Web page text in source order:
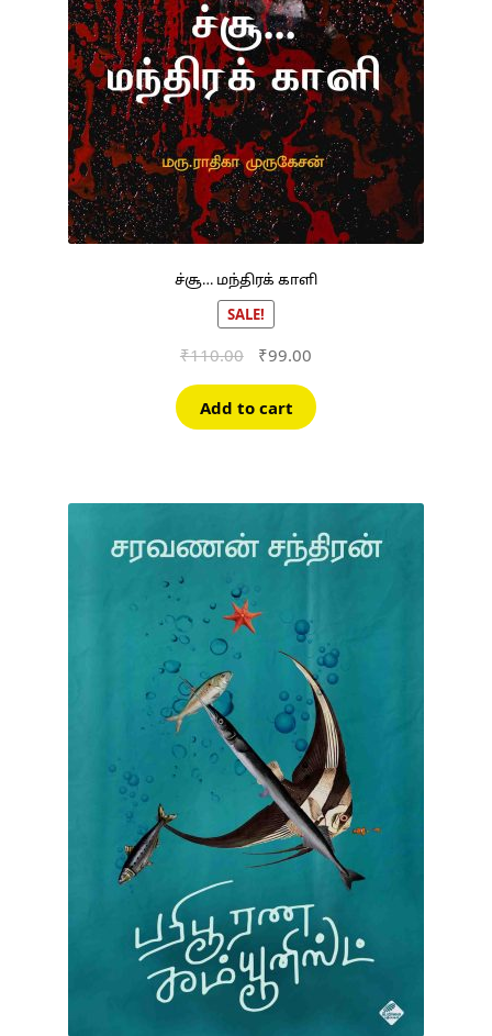
ச்சூ… மந்திரக் காளி
SALE!
₹110.00
Original
was:
₹110.00.
₹99.00
is:
₹99.00.
Add to cart